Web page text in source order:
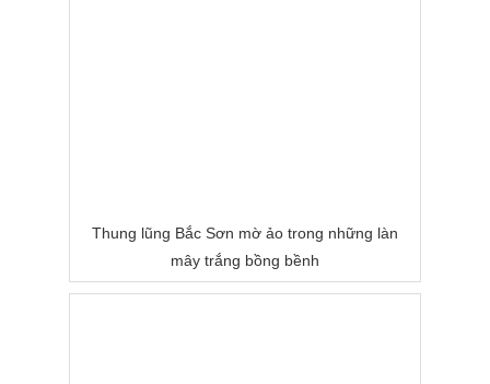
Thung lũng Bắc Sơn mờ ảo trong những làn
mây trắng bồng bềnh